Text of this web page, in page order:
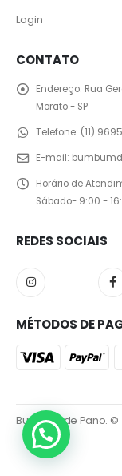
Login
CONTATO
Endereço: Rua
Morato - SP
Telefone: (11)
E-mail:
Horário de
Sábado- 9:00 -
REDES SOCIAIS
MÉTODOS DE
Bumbum de Pano. ©